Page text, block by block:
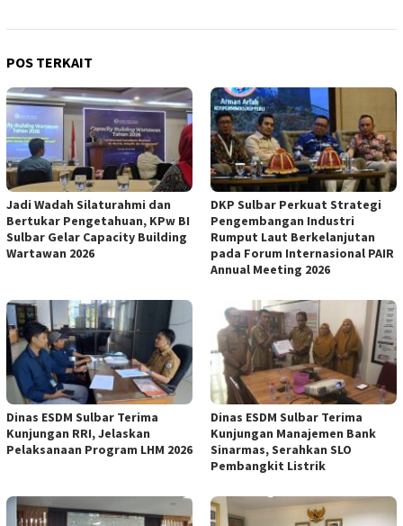
POS TERKAIT
Jadi Wadah Silaturahmi dan
Bertukar Pengetahuan, KPw BI
Sulbar Gelar Capacity Building
Wartawan 2026
DKP Sulbar Perkuat Strategi
Pengembangan Industri
Rumput Laut Berkelanjutan
pada Forum Internasional PAIR
Annual Meeting 2026
Dinas ESDM Sulbar Terima
Kunjungan RRI, Jelaskan
Pelaksanaan Program LHM 2026
Dinas ESDM Sulbar Terima
Kunjungan Manajemen Bank
Sinarmas, Serahkan SLO
Pembangkit Listrik